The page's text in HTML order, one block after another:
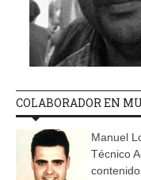
COLABORADOR EN
Manuel
Técnico